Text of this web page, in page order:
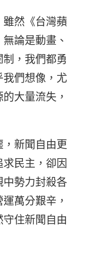
然《台灣蘋
論是動畫、
，我們都勇
們想像，尤
大量流失，
新聞自由更
民主，卻因
勢力封殺各
萬分艱辛，
住新聞自由